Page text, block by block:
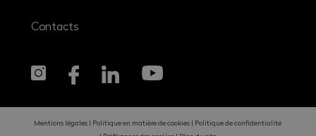
Contacts
Mentions légales Politique en matière de cookies
Politique de confidentialité